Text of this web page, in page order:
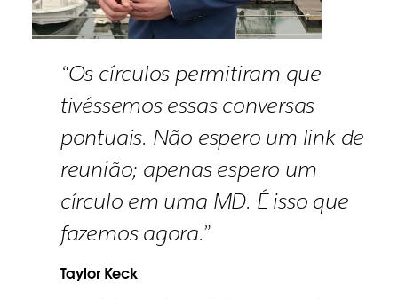
“Os círculos permitiram que
tivéssemos essas conversas
pontuais. Não espero um link de
reunião; apenas espero um
círculo em uma MD. É isso que
fazemos agora.”
Taylor Keck